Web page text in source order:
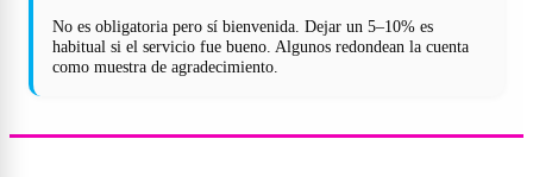
No es obligatoria pero sí bienvenida. Dejar un 5–10% es
habitual si el servicio fue bueno. Algunos redondean la cuenta
como muestra de agradecimiento.